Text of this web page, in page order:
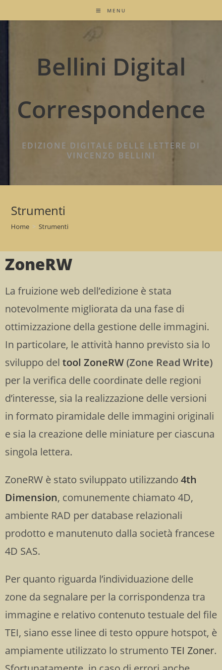
MENU
Bellini Digital
Correspondence
EDIZIONE DIGITALE DELLE LETTERE DI
VINCENZO BELLINI
Strumenti
Home > Strumenti
ZoneRW
La fruizione web dell’edizione è stata
notevolmente migliorata da una fase di
ottimizzazione della gestione delle immagini.
In particolare, le attività hanno previsto sia lo
sviluppo del tool ZoneRW(Zone Read Write)
per la verifica delle coordinate delle regioni
d’interesse, sia la realizzazione delle versioni
in formato piramidale delle immagini originali
e sia la creazione delle miniature per ciascuna
singola lettera.
ZoneRW è stato sviluppato utilizzando 4th
Dimension, comunemente chiamato 4D,
ambiente RAD per database relazionali
prodotto e manutenuto dalla società francese
4D SAS.
Per quanto riguarda l’individuazione delle
zone da segnalare per la corrispondenza tra
immagine e relativo contenuto testuale del file
TEI, siano esse linee di testo oppure hotspot, è
ampiamente utilizzato lo strumento TEI Zoner.